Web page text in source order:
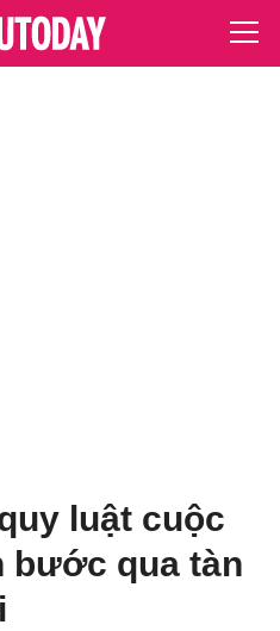
luật cuộc
bước qua tàn